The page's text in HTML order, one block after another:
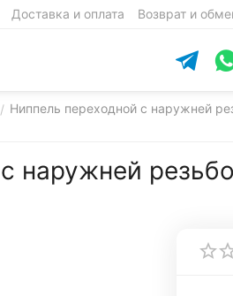
Доставка и оплата Возврат и
/ Ниппель переходной c наружней
наружней